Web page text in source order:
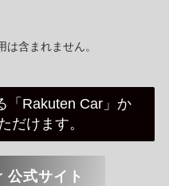
含まれません。
「Rakuten Car」か
だけます。
式サイト